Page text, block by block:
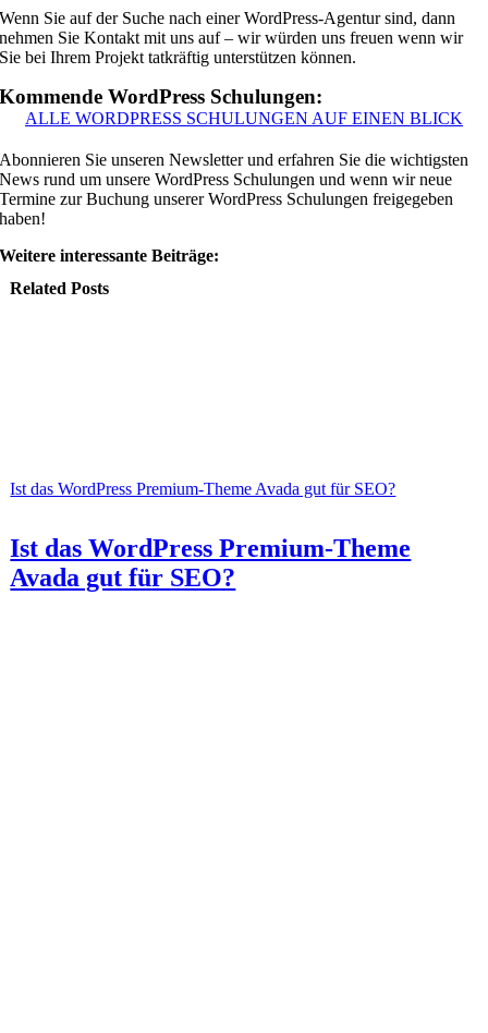
Wenn Sie auf der Suche nach einer WordPress-Agentur sind, dann
nehmen Sie Kontakt mit uns auf – wir würden uns freuen wenn wir
Sie bei Ihrem Projekt tatkräftig unterstützen können.
Kommende WordPress Schulungen:
ALLE WORDPRESS SCHULUNGEN AUF EINEN BLICK
Abonnieren Sie unseren Newsletter und erfahren Sie die wichtigsten
News rund um unsere WordPress Schulungen und wenn wir neue
Termine zur Buchung unserer WordPress Schulungen freigegeben
haben!
Weitere interessante Beiträge:
Related Posts
Ist das WordPress Premium-Theme Avada gut für SEO?
Ist das WordPress Premium-Theme
Avada gut für SEO?